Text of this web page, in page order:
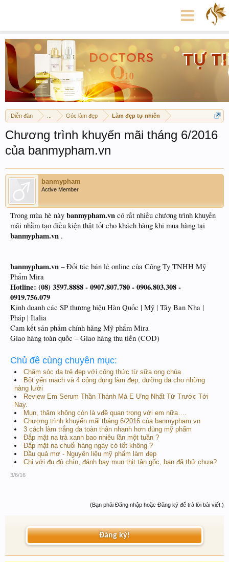
Diễn đàn Góc làm đẹp Làm đẹp tự nhiên
Chương trình khuyến mãi tháng 6/2016
của banmypham.vn
banmypham
Active Member
Trong mùa hè này banmypham.vn có rất nhiều chương trình khuyến
mãi nhằm tạo điều kiện thật tốt cho khách hàng khi mua hàng tại
banmypham.vn .
banmypham.vn – Đối tác bán lẻ online của Công Ty TNHH Mỹ
Phẩm Mira
Hotline: (08) 3597.8888 - 0907.807.780 - 0906.803.308 -
0919.756.079
Kinh doanh các SP thương hiệu Hàn Quốc | Mỹ | Tây Ban Nha |
Pháp | Italia
Cam kết sản phẩm chính hãng Mỹ phẩm Mira
Giao hàng toàn quốc – Giao hàng thu tiền (COD)
Chủ đề cùng chuyên mục:
Chăm sóc da trẻ đẹp với công thức từ sữa ong chúa
Bột yến mạch và 4 công dụng làm đẹp, dưỡng da cho những
nàng lười
Review Em Serum Thần Thánh Mà E Ưng Nhất Từ Trước Tới
Nay.
Mụn, thâm không còn là vđề quan trọng với em nữa….
Chương trình khuyến mãi tháng 6/2016 của banmypham.vn
3 cách làm trắng da toàn thân nhanh hơn dùng mỹ phẩm
Đắp mặt nạ trà xanh bao nhiêu lần một tuần ?
Đắp mặt nạ chuối hàng ngày có tốt không ?
Dầu quả mơ - Nguyên liệu mỹ phẩm làm đẹp
Chỉ với đu đủ chín, đánh bay mụn thịt tận gốc, bạn đã thử chưa?
3/6/16
(Bạn phải Đăng nhập hoặc Đăng ký để trả lời bài viết.)
Đăng ký!